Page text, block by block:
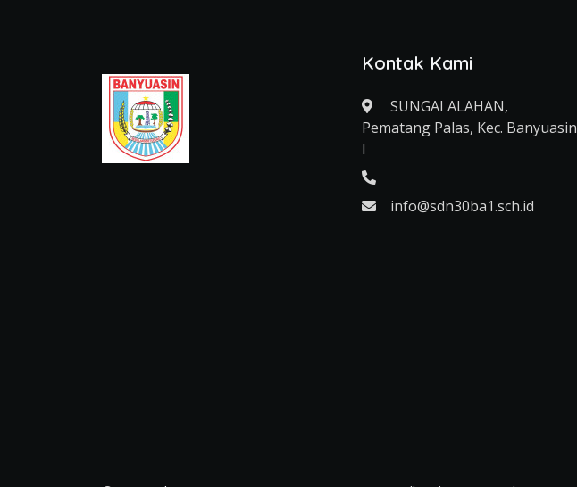
Kontak Kami
SUNGAI ALAHAN,
Pematang Palas, Kec. Banyuasin
I
info@sdn30ba1.sch.id